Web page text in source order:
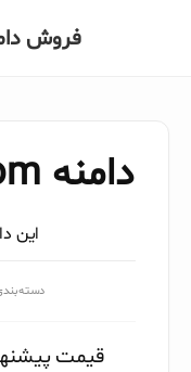
فروش
دامنه mehrtaban.com
این
قیمت